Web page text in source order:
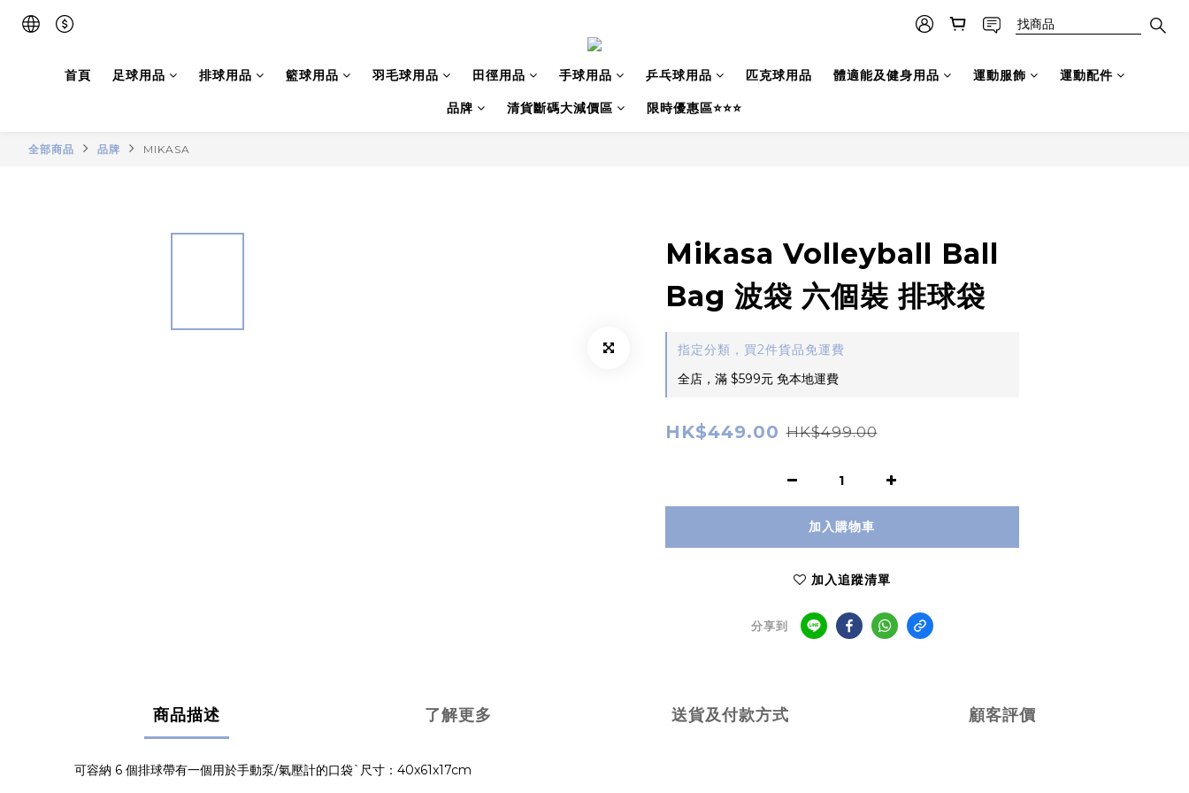
首頁 足球用品 排球用品 籃球用品 羽毛球用品 田徑用品 手球用品 乒乓球用品 匹克球用品 體適能及健身用品 運動服飾 運動配件
品牌 清貨斷碼大減價區 限時優惠區⭐⭐⭐
全部商品 品牌 MIKASA
Mikasa Volleyball Ball
Bag 波袋 六個裝 排球袋
指定分類，買2件貨品免運費
全店，滿 $599元 免本地運費
HK$449.00 HK$499.00
加入購物車
加入追蹤清單
分享到
商品描述 了解更多 送貨及付款方式 顧客評價
可容納 6 個排球帶有一個用於手動泵/氣壓計的口袋` 尺寸： 40x61x17cm